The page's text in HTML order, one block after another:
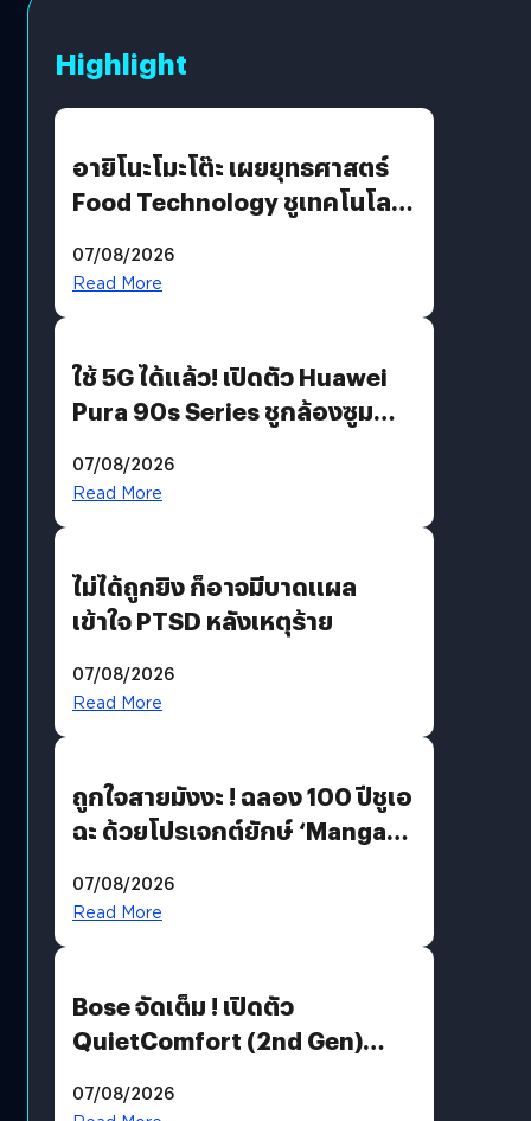
Highlight
อายิโนะโมะโต๊ะ เผยยุทธศาสตร์
Food Technology ชูเทคโนโลยี
บริโภคและ B2B
07/08/2026
Read More
ใช้ 5G ได้แล้ว! เปิดตัว Huawei
Pura 90s Series ชูกล้องซูม
07/08/2026
Read More
ไม่ได้ถูกยิง ก็อาจมีบาดแผล
เข้าใจ PTSD หลังเหตุร้าย
07/08/2026
Read More
ถูกใจสายมังงะ ! ฉลอง 100 ปีชูเอ
ฉะ ด้วยโปรเจกต์ยักษ์ ‘Manga
มีภาษาไทยด้วย
07/08/2026
Read More
Bose จัดเต็ม ! เปิดตัว
QuietComfort (2nd Gen)
07/08/2026